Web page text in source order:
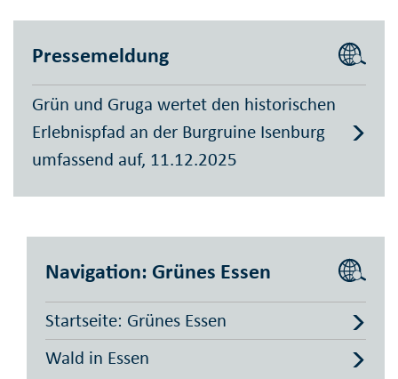
Pressemeldung
Grün und Gruga wertet den historischen
Erlebnispfad an der Burgruine Isenburg
umfassend auf, 11.12.2025
Navigation: Grünes Essen
Startseite: Grünes Essen
Wald in Essen